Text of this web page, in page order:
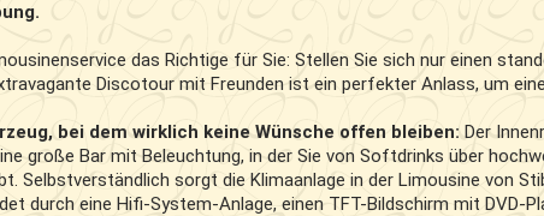
das Richtige für Sie: Stellen Sie sich nur einen
Discotour mit Freunden ist ein perfekter Anlass, um
bei dem wirklich keine Wünsche offen bleiben: Der
große Bar mit Beleuchtung, in der Sie von Softdrinks über
Selbstverständlich sorgt die Klimaanlage in der Limousine von
durch eine Hifi-System-Anlage, einen TFT-Bildschirm mit DVD-